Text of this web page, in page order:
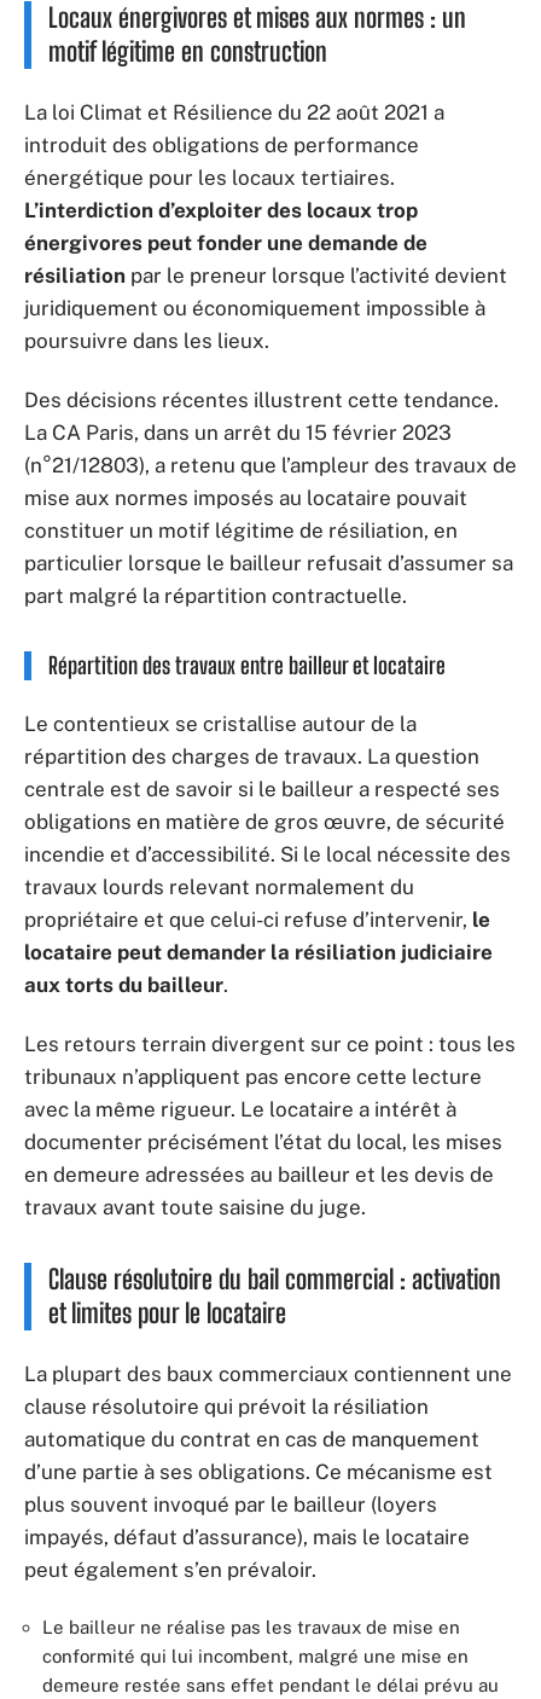
Locaux énergivores et mises aux normes : un
motif légitime en construction
La loi Climat et Résilience du 22 août 2021 a
introduit des obligations de performance
énergétique pour les locaux tertiaires.
L’interdiction d’exploiter des locaux trop
énergivores peut fonder une demande de
résiliation par le preneur lorsque l’activité devient
juridiquement ou économiquement impossible à
poursuivre dans les lieux.
Des décisions récentes illustrent cette tendance.
La CA Paris, dans un arrêt du 15 février 2023
(n°21/12803), a retenu que l’ampleur des travaux de
mise aux normes imposés au locataire pouvait
constituer un motif légitime de résiliation, en
particulier lorsque le bailleur refusait d’assumer sa
part malgré la répartition contractuelle.
Répartition des travaux entre bailleur et locataire
Le contentieux se cristallise autour de la
répartition des charges de travaux. La question
centrale est de savoir si le bailleur a respecté ses
obligations en matière de gros œuvre, de sécurité
incendie et d’accessibilité. Si le local nécessite des
travaux lourds relevant normalement du
propriétaire et que celui-ci refuse d’intervenir, le
locataire peut demander la résiliation judiciaire
aux torts du bailleur.
Les retours terrain divergent sur ce point : tous les
tribunaux n’appliquent pas encore cette lecture
avec la même rigueur. Le locataire a intérêt à
documenter précisément l’état du local, les mises
en demeure adressées au bailleur et les devis de
travaux avant toute saisine du juge.
Clause résolutoire du bail commercial : activation
et limites pour le locataire
La plupart des baux commerciaux contiennent une
clause résolutoire qui prévoit la résiliation
automatique du contrat en cas de manquement
d’une partie à ses obligations. Ce mécanisme est
plus souvent invoqué par le bailleur (loyers
impayés, défaut d’assurance), mais le locataire
peut également s’en prévaloir.
Le bailleur ne réalise pas les travaux de mise en
conformité qui lui incombent, malgré une mise en
demeure restée sans effet pendant le délai prévu au